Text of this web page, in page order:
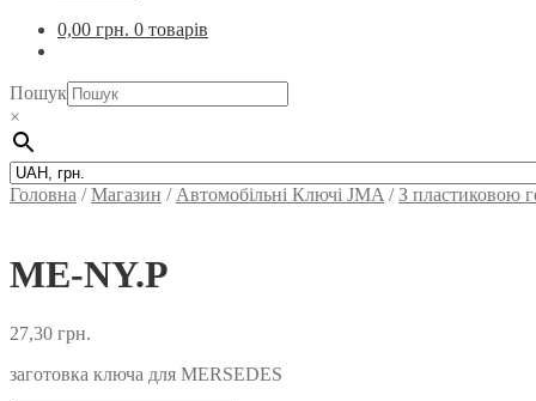
0,00 грн. 0 товарів
Пошук
×
Головна /Магазин / Автомобільні Ключi JMA /З пластиковою
ME-NY.P
27,30 грн.
заготовка ключа для MERSEDES